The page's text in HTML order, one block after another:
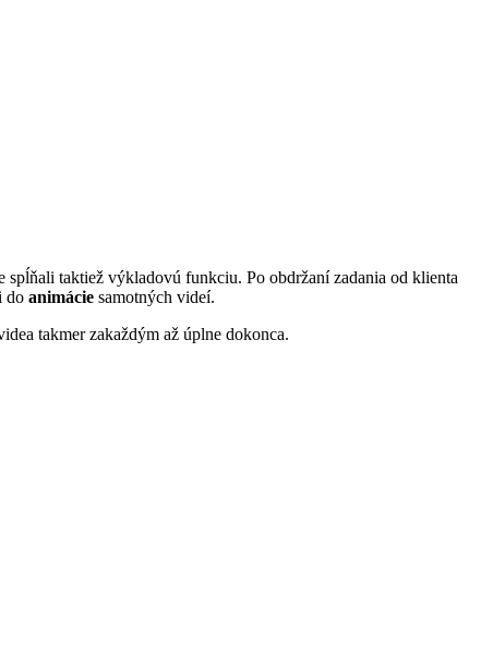
taktiež výkladovú funkciu. Po obdržaní zadania od klienta
do animácie samotných videí.
takmer zakaždým až úplne dokonca.